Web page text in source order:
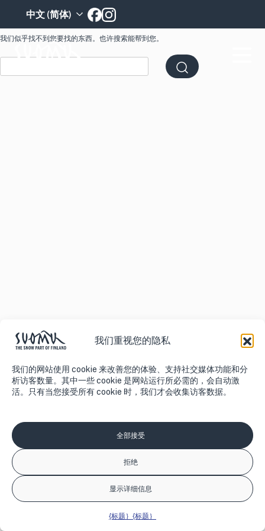
我们重视您的隐私
我们的网站使用 cookie 来改善您的体验、支持社交媒体功能和分
析访客数量。其中一些 cookie 是网站运行所必需的，会自动激
活。只有当您接受所有 cookie 时，我们才会收集访客数据。
全部接受
拒绝
显示详细信息
{标题｝ {标题｝
内
中文 (简体)
未找到
我们似乎找不到您要找的东西。也许搜索能帮到您。
搜